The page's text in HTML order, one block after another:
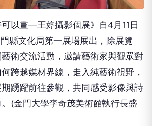
可以畫—王婷攝影個展》自4月11日
縣文化局第一展場展出，除展覽
術交流活動，邀請藝術家與觀眾對
跨越媒材界線，走入純藝術視野，
踴躍前往參觀，共同感受影像與詩
(金門大學李奇茂美術館執行長盛